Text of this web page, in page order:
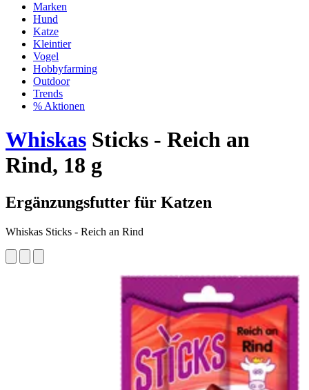
Marken
Hund
Katze
Kleintier
Vogel
Hobbyfarming
Outdoor
Trends
% Aktionen
Whiskas Sticks - Reich an
Rind, 18 g
Ergänzungsfutter für Katzen
Whiskas Sticks - Reich an Rind